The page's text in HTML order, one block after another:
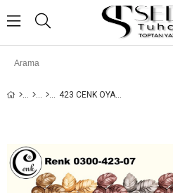
423 CENK OYALIK YAZMA